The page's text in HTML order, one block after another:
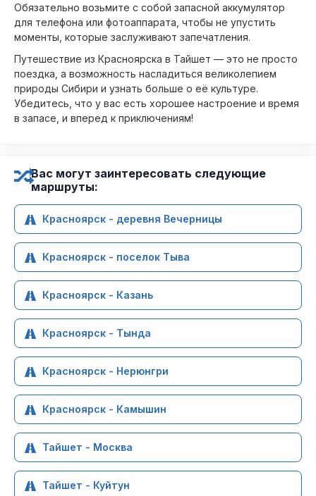
Обязательно возьмите с собой запасной аккумулятор
для телефона или фотоаппарата, чтобы не упустить
моменты, которые заслуживают запечатления.
Путешествие из Красноярска в Тайшет — это не просто
поездка, а возможность насладиться великолепием
природы Сибири и узнать больше о её культуре.
Убедитесь, что у вас есть хорошее настроение и время
в запасе, и вперед к приключениям!
Вас могут заинтересовать следующие
маршруты:
Красноярск - деревня Вечерницы
Красноярск - поселок Тыва
Красноярск - Казань
Красноярск - Тында
Красноярск - Нерюнгри
Красноярск - Камышин
Тайшет - Москва
Тайшет - Куйтун